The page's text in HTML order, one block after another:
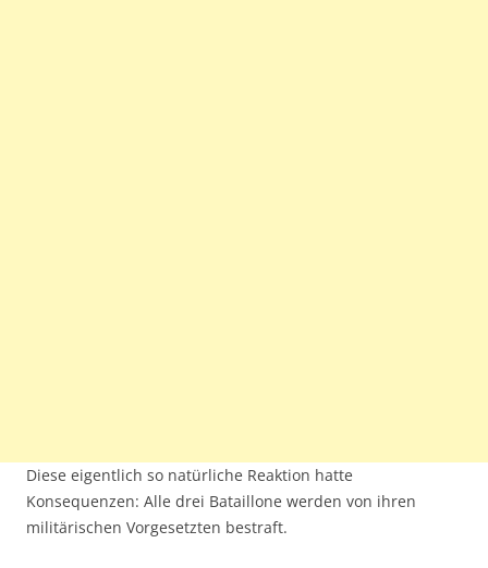
Diese eigentlich so natürliche Reaktion hatte
Konsequenzen: Alle drei Bataillone werden von ihren
militärischen Vorgesetzten bestraft.